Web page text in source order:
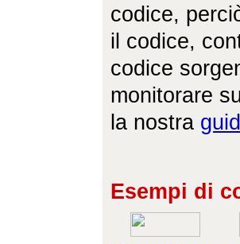
codice,
il codice,
codice
monitorare
la nostra
Esempi di